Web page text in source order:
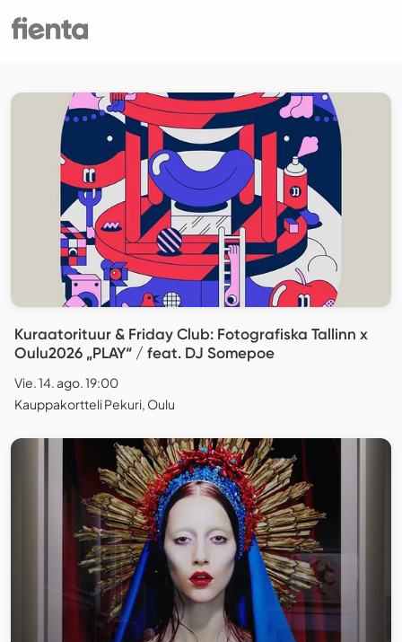
Kuraatorituur & Friday Club: Fotografiska Tallinn x
Oulu2026 „PLAY“ / feat. DJ Somepoe
Vie. 14. ago. 19:00
Kauppakortteli Pekuri, Oulu